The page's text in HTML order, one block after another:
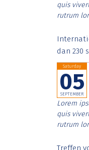
quis
rutrum
dan 230
Saturday
05
SEPTEMBER
Lorem
quis
rutrum
Treffen